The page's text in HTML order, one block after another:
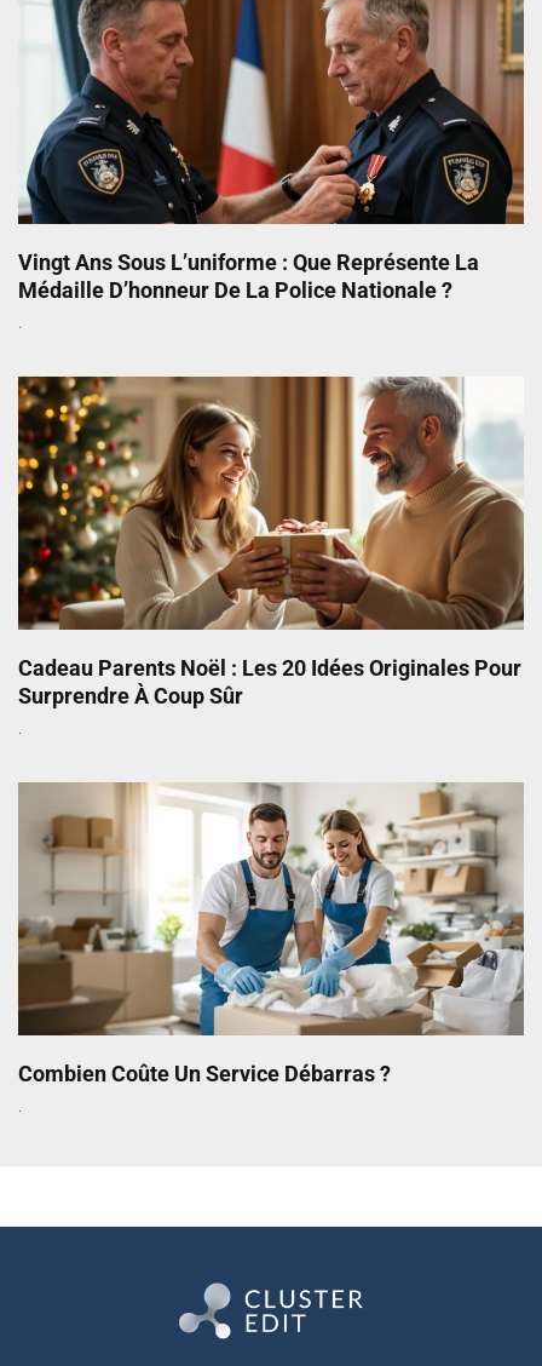
Vingt Ans Sous L’uniforme : Que Représente La
Médaille D’honneur De La Police Nationale ?
Cadeau Parents Noël : Les 20 Idées Originales Pour
Surprendre À Coup Sûr
Combien Coûte Un Service Débarras ?